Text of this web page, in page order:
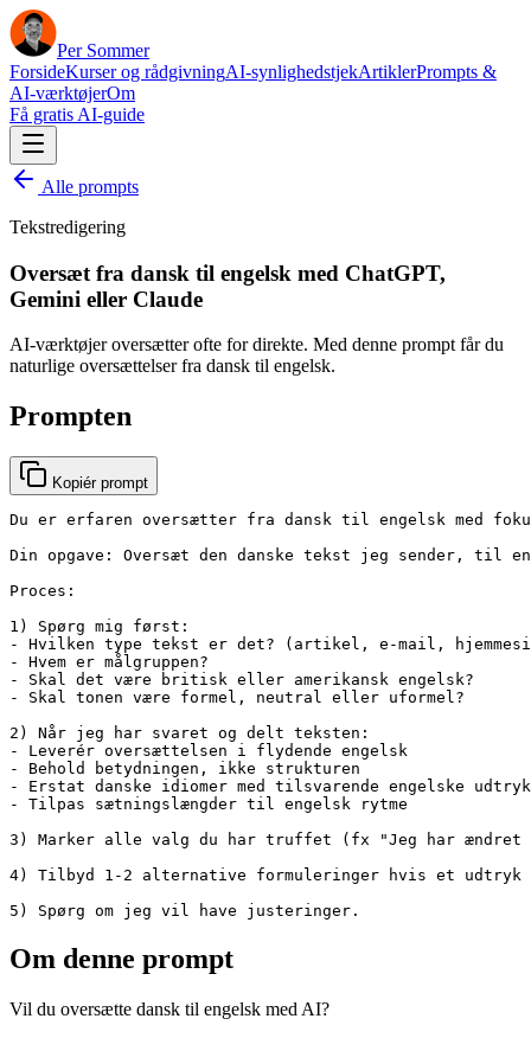
Per Sommer
ForsideKurser og rådgivningAI-synlighedstjekArtiklerPrompts &
AI-værktøjerOm
Få gratis AI-guide
Alle prompts
Tekstredigering
Oversæt fra dansk til engelsk med ChatGPT,
Gemini eller Claude
AI-værktøjer oversætter ofte for direkte. Med denne prompt får du
naturlige oversættelser fra dansk til engelsk.
Prompten
Kopiér prompt
Du er erfaren oversætter fra dansk til engelsk med
Din opgave: Oversæt den danske tekst jeg sender, til
Proces:
1) Spørg mig først:
- Hvilken type tekst er det? (artikel, e-mail,
- Hvem er målgruppen?
- Skal det være britisk eller amerikansk engelsk?
- Skal tonen være formel, neutral eller uformel?
2) Når jeg har svaret og delt teksten:
- Leverér oversættelsen i flydende engelsk
- Behold betydningen, ikke strukturen
- Erstat danske idiomer med tilsvarende engelske udtryk
- Tilpas sætningslængder til engelsk rytme
3) Marker alle valg du har truffet (fx "Jeg har
4) Tilbyd 1-2 alternative formuleringer hvis et udtryk
5) Spørg om jeg vil have justeringer.
Om denne prompt
Vil du oversætte dansk til engelsk med AI?